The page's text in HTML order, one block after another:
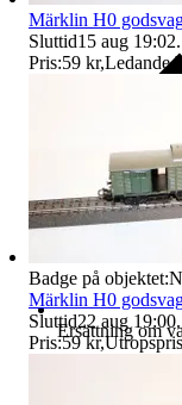
Ersättning om
Märklin H0
Sluttid15 aug 19:02.
Pris:59 kr,Ledande
Badge på objektet:
Märklin H0
Sluttid22 aug 19:00.
Pris:59 kr,Utropspris